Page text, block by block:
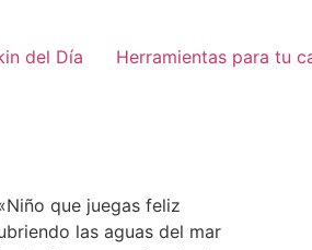
del Día Herramientas para tu
que juegas feliz
las aguas del mar